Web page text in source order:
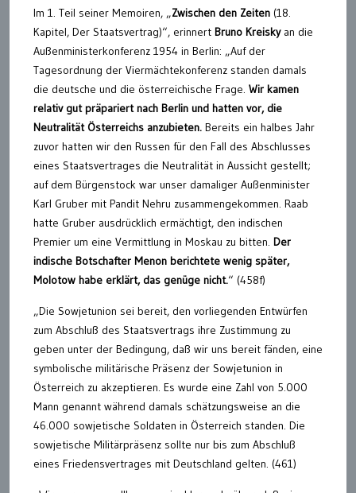
Im 1. Teil seiner Memoiren, „Zwischen den Zeiten (18.
Kapitel, Der Staatsvertrag)“, erinnert Bruno Kreiskyan die
Außenministerkonferenz 1954 in Berlin: „Auf der
Tagesordnung der Viermächtekonferenz standen damals
die deutsche und die österreichische Frage. Wir kamen
relativ gut präpariert nach Berlin und hatten vor, die
Neutralität Österreichs anzubieten. Bereits ein halbes Jahr
zuvor hatten wir den Russen für den Fall des Abschlusses
eines Staatsvertrages die Neutralität in Aussicht gestellt;
auf dem Bürgenstock war unser damaliger Außenminister
Karl Gruber mit Pandit Nehru zusammengekommen. Raab
hatte Gruber ausdrücklich ermächtigt, den indischen
Premier um eine Vermittlung in Moskau zu bitten. Der
indische Botschafter Menon berichtete wenig später,
Molotow habe erklärt, das genüge nicht.“ (458f)
„Die Sowjetunion sei bereit, den vorliegenden Entwürfen
zum Abschluß des Staatsvertrags ihre Zustimmung zu
geben unter der Bedingung, daß wir uns bereit fänden, eine
symbolische militärische Präsenz der Sowjetunion in
Österreich zu akzeptieren. Es wurde eine Zahl von 5.000
Mann genannt während damals schätzungsweise an die
46.000 sowjetische Soldaten in Österreich standen. Die
sowjetische Militärpräsenz sollte nur bis zum Abschluß
eines Friedensvertrages mit Deutschland gelten. (461)